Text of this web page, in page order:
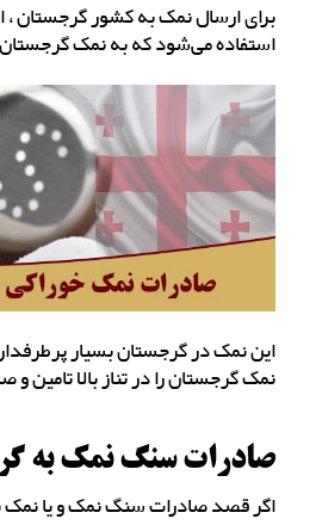
برای ارسال نمک به کشور گرجستان
استفاده می‌شود که به نمک
این نمک در گرجستان بسیار
نمک گرجستان را در تناز بالا تامین و
صادرات سنگ نمک به
اگر قصد صادرات سنگ نمک و یا نمک